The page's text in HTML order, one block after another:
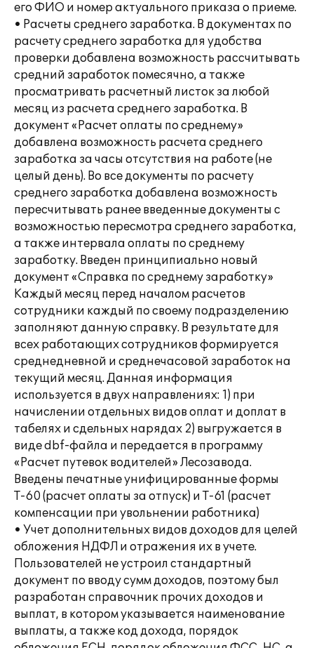
его ФИО и номер актуального приказа о приеме.
• Расчеты среднего заработка. В документах по
расчету среднего заработка для удобства
проверки добавлена возможность рассчитывать
средний заработок помесячно, а также
просматривать расчетный листок за любой
месяц из расчета среднего заработка. В
документ «Расчет оплаты по среднему»
добавлена возможность расчета среднего
заработка за часы отсутствия на работе (не
целый день). Во все документы по расчету
среднего заработка добавлена возможность
пересчитывать ранее введенные документы с
возможностью пересмотра среднего заработка,
а также интервала оплаты по среднему
заработку. Введен принципиально новый
документ «Справка по среднему заработку»
Каждый месяц перед началом расчетов
сотрудники каждый по своему подразделению
заполняют данную справку. В результате для
всех работающих сотрудников формируется
среднедневной и среднечасовой заработок на
текущий месяц. Данная информация
используется в двух направлениях: 1) при
начислении отдельных видов оплат и доплат в
табелях и сдельных нарядах 2) выгружается в
виде dbf-файла и передается в программу
«Расчет путевок водителей» Лесозавода.
Введены печатные унифицированные формы
Т-60 (расчет оплаты за отпуск) и Т-61 (расчет
компенсации при увольнении работника)
• Учет дополнительных видов доходов для целей
обложения НДФЛ и отражения их в учете.
Пользователей не устроил стандартный
документ по вводу сумм доходов, поэтому был
разработан справочник прочих доходов и
выплат, в котором указывается наименование
выплаты, а также код дохода, порядок